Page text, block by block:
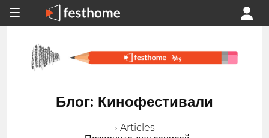
Блог: Кинофестивали
› Articles